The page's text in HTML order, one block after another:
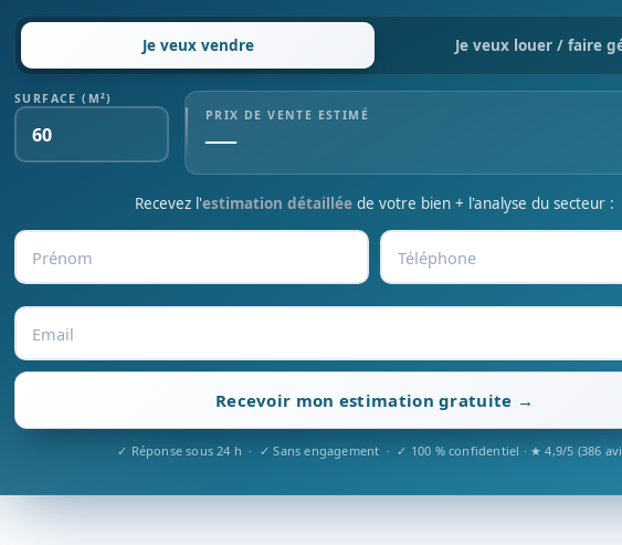
Je veux vendre Je veux louer / faire
SURFACE (M²)
PRIX DE VENTE ESTIMÉ
—
Recevez l'estimation détaillée de votre bien + l'analyse du secteur :
Recevoir mon estimation gratuite →
✓ Réponse sous 24 h · ✓ Sans engagement · ✓ 100 % confidentiel · ★ 4,9/5 (386